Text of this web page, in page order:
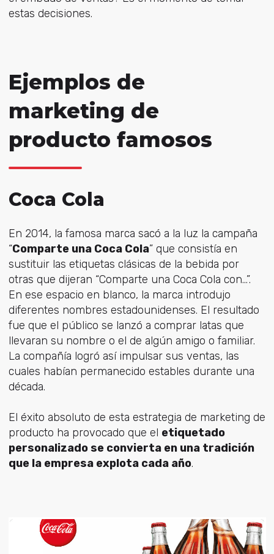
estas decisiones.
Ejemplos de
marketing de
producto famosos
Coca Cola
En 2014, la famosa marca sacó a la luz la campaña
“Comparte una Coca Cola” que consistía en
sustituir las etiquetas clásicas de la bebida por
otras que dijeran “Comparte una Coca Cola con…”.
En ese espacio en blanco, la marca introdujo
diferentes nombres estadounidenses. El resultado
fue que el público se lanzó a comprar latas que
llevaran su nombre o el de algún amigo o familiar.
La compañía logró así impulsar sus ventas, las
cuales habían permanecido estables durante una
década.
El éxito absoluto de esta estrategia de marketing de
producto ha provocado que el etiquetado
personalizado se convierta en una tradición
que la empresa explota cada año.